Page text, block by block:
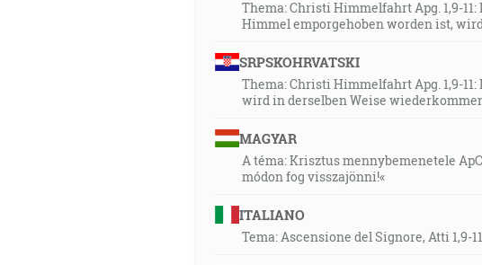
Thema: Christi Himmelfahrt Apg. 1,9-
Himmel emporgehoben worden ist,
SRPSKOHRVATSKI
Thema: Christi Himmelfahrt Apg. 1,9-
wird in derselben Weise
MAGYAR
A téma: Krisztus mennybemenetele
módon fog visszajönni!«
ITALIANO
Tema: Ascensione del Signore, Atti 1,9-